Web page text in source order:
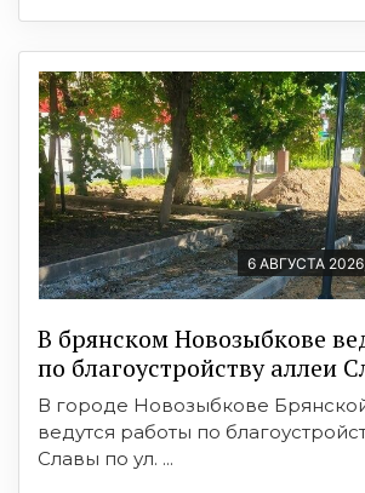
6 АВГУСТА
В брянском Новозыбкове
по благоустройству аллеи
В городе Новозыбкове
ведутся работы по
Славы по ул. ...